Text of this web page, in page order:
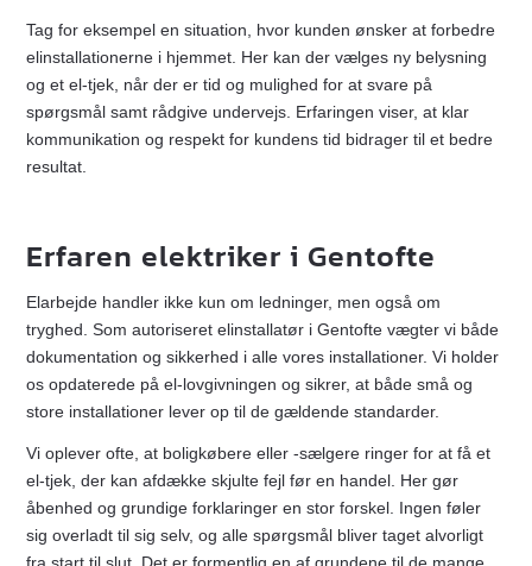
Tag for eksempel en situation, hvor kunden ønsker at forbedre
elinstallationerne i hjemmet. Her kan der vælges ny belysning
og et el-tjek, når der er tid og mulighed for at svare på
spørgsmål samt rådgive undervejs. Erfaringen viser, at klar
kommunikation og respekt for kundens tid bidrager til et bedre
resultat.
Erfaren elektriker i Gentofte
Elarbejde handler ikke kun om ledninger, men også om
tryghed. Som autoriseret elinstallatør i Gentofte vægter vi både
dokumentation og sikkerhed i alle vores installationer. Vi holder
os opdaterede på el-lovgivningen og sikrer, at både små og
store installationer lever op til de gældende standarder.
Vi oplever ofte, at boligkøbere eller -sælgere ringer for at få et
el-tjek, der kan afdække skjulte fejl før en handel. Her gør
åbenhed og grundige forklaringer en stor forskel. Ingen føler
sig overladt til sig selv, og alle spørgsmål bliver taget alvorligt